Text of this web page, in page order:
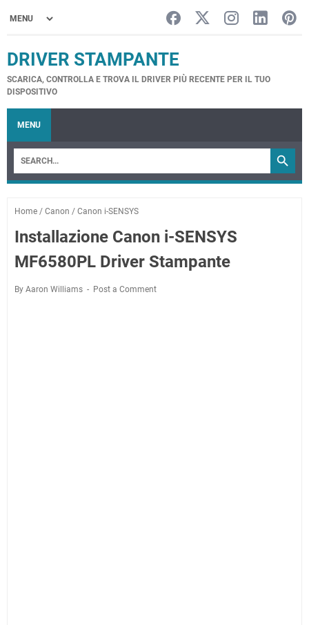
DRIVER STAMPANTE
SCARICA, CONTROLLA E TROVA IL DRIVER PIÙ RECENTE PER IL TUO
DISPOSITIVO
MENU
Home / Canon / Canon i-SENSYS
Installazione Canon i-SENSYS
MF6580PL Driver Stampante
By Aaron Williams Post a Comment